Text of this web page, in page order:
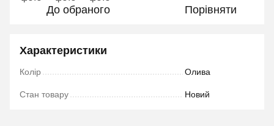
До обраного Порівняти
Характеристики
Колір Олива
Стан товару Новий